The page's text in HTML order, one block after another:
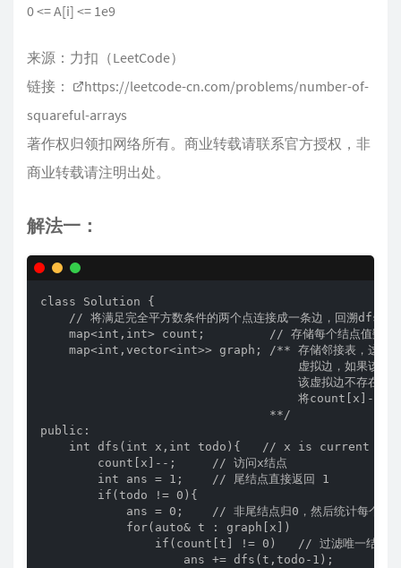
0 <= A[i] <= 1e9
来源：力扣（LeetCode）
链接：
https://leetcode-cn.com/problems/number-of-
squareful-arrays
著作权归领扣网络所有。商业转载请联系官方授权，非
商业转载请注明出处。
解法一：
class Solution {
// 将满足完全平方数条件的两个点连接成一条边，回溯dfs计
    map<int,int> count;         // 存储每个结点值数量
map<int,vector<int>> graph; /** 存储邻接表，这里把
虚拟边，如果该结点
该虚拟边不存在，在
将count[x]--，这
                                **/
public:
int dfs(int x,int todo){   // x is current
        count[x]--;     // 访问x结点
        int ans = 1;    // 尾结点直接返回 1
        if(todo != 0){
ans = 0;    // 非尾结点归0，然后统计每个分支
            for(auto& t : graph[x])
                if(count[t] != 0)   // 过滤唯一结点
                    ans += dfs(t,todo-1);